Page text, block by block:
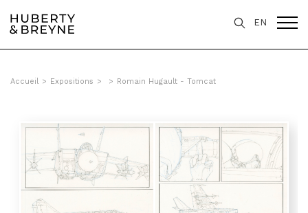
EN
Accueil > Expositions > > Romain Hugault - Tomcat